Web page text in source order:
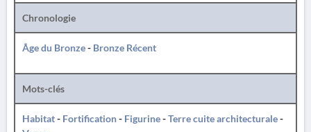
Chronologie
Âge du Bronze- Bronze Récent
Mots-clés
Habitat- Fortification- Figurine-Terre cuite architecturale-